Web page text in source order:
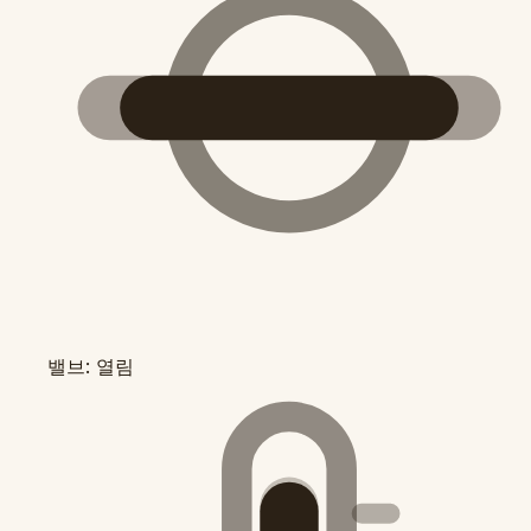
밸브: 열림